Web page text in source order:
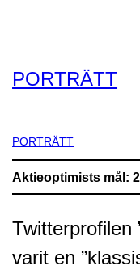
PORTRÄTT
PORTRÄTT
Aktieoptimists mål:
Twitterprofilen
varit en